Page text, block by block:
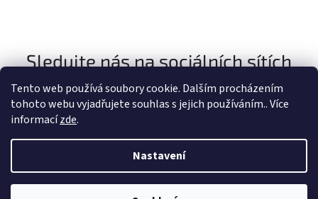
Tento web používá soubory cookie. Dalším procházením
tohoto webu vyjadřujete souhlas s jejich používáním.. Více
informacízde.
Nastavení
Sledujte nás na sociálních sítích
Vytvořil Shoptet